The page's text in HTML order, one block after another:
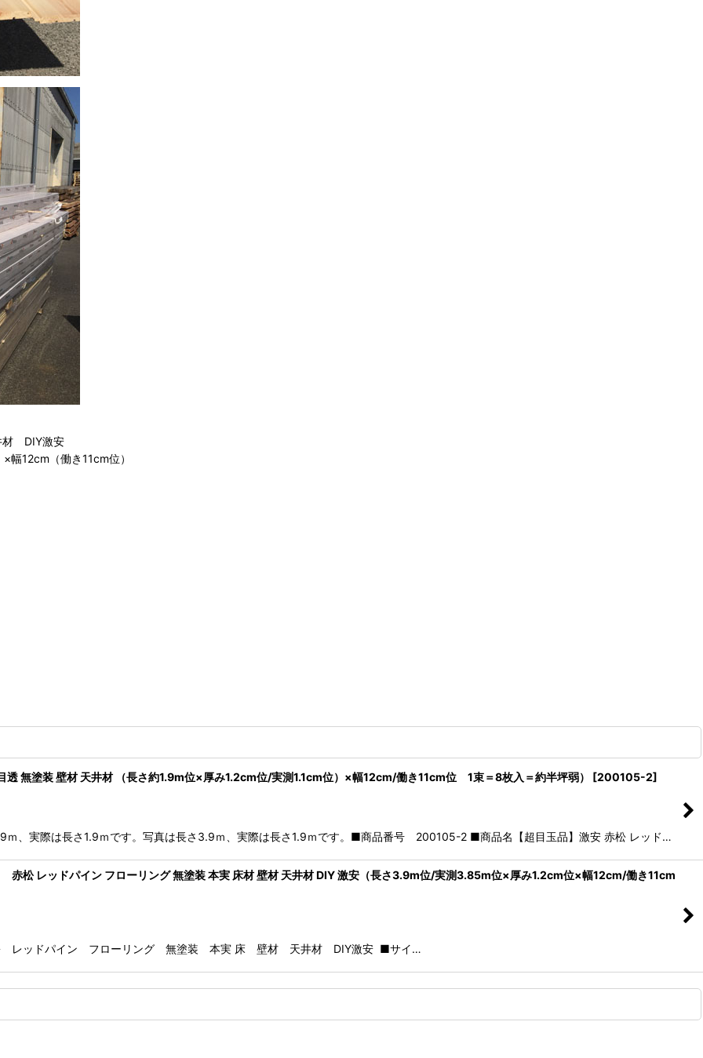
材 DIY激安
12cm（働き11cm位）
無塗装 壁材 天井材 （長さ約1.9m位×厚み1.2cm位/実測1.1cm位）×幅12cm/働き11cm位 1束＝8枚入＝約半坪弱） [200105-2]
ｍ、実際は長さ1.9ｍです。写真は長さ3.9ｍ、実際は長さ1.9ｍです。■商品番号 200105-2 ■商品名【超目玉品】激安 赤松 レッド…
松 レッドパイン フローリング 無塗装 本実 床材 壁材 天井材 DIY 激安（長さ3.9m位/実測3.85m位×厚み1.2cm位×幅12cm/働き11cm
ッドパイン フローリング 無塗装 本実 床 壁材 天井材 DIY激安 ■サイ…